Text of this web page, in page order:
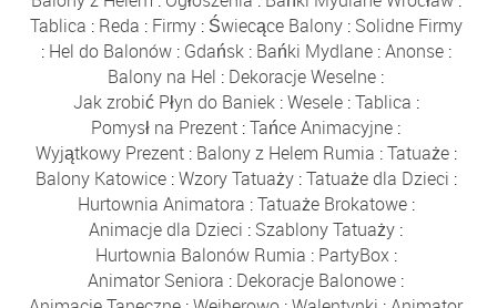
Tablica : Reda : Firmy: Świecące Balony: Solidne Firmy
: Hel do Balonów: Gdańsk: Bańki Mydlane:Anonse:
Balony na Hel : Dekoracje Weselne :
Jak zrobić Płyn do Baniek:Wesele:Tablica :
Pomysł na Prezent :Tańce Animacyjne :
Wyjątkowy Prezent: Balony z Helem Rumia :Tatuaże:
Balony Katowice:Wzory Tatuaży:Tatuaże dla Dzieci :
Hurtownia Animatora :Tatuaże Brokatowe:
Animacje dla Dzieci : Szablony Tatuaży :
Hurtownia Balonów Rumia : PartyBox:
Animator Seniora : Dekoracje Balonowe :